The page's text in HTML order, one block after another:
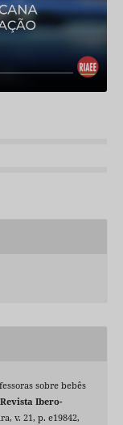
sobre bebês
Revista Ibero-
v. 21, p. e19842,